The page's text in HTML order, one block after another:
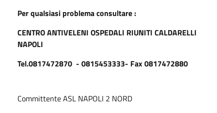
Per qualsiasi problema consultare :
CENTRO ANTIVELENI OSPEDALI RIUNITI CALDARELLI
NAPOLI
Tel.0817472870 - 0815453333- Fax 0817472880
Committente ASL NAPOLI 2 NORD